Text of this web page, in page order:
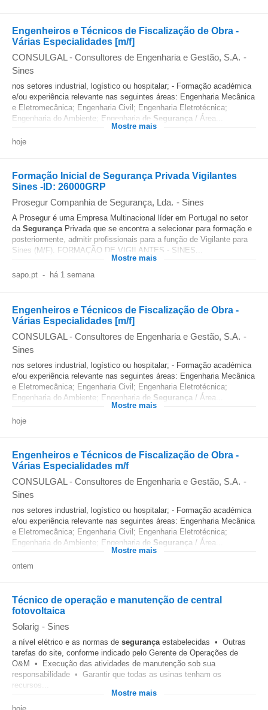
Engenheiros e Técnicos de Fiscalização de Obra -
Várias Especialidades [m/f]
CONSULGAL - Consultores de Engenharia e Gestão, S.A. -
Sines
nos setores industrial, logístico ou hospitalar; - Formação académica
e/ou experiência relevante nas seguintes áreas: Engenharia Mecânica
e Eletromecânica; Engenharia Civil; Engenharia Eletrotécnica;
Engenharia do Ambiente; Engenharia de Segurança / Área...
Mostre mais
hoje
Formação Inicial de Segurança Privada Vigilantes
Sines -ID: 26000GRP
Prosegur Companhia de Segurança, Lda. - Sines
A Prosegur é uma Empresa Multinacional líder em Portugal no setor
da SegurançaPrivada que se encontra a selecionar para formação e
posteriormente, admitir profissionais para a função de Vigilante para
Sines (M/F). FORMAÇÃO DE VIGILANTES - SINES...
Mostre mais
sapo.pt - há 1 semana
Engenheiros e Técnicos de Fiscalização de Obra -
Várias Especialidades [m/f]
CONSULGAL - Consultores de Engenharia e Gestão, S.A. -
Sines
nos setores industrial, logístico ou hospitalar; - Formação académica
e/ou experiência relevante nas seguintes áreas: Engenharia Mecânica
e Eletromecânica; Engenharia Civil; Engenharia Eletrotécnica;
Engenharia do Ambiente; Engenharia de Segurança / Área...
Mostre mais
hoje
Engenheiros e Técnicos de Fiscalização de Obra -
Várias Especialidades m/f
CONSULGAL - Consultores de Engenharia e Gestão, S.A. -
Sines
nos setores industrial, logístico ou hospitalar; - Formação académica
e/ou experiência relevante nas seguintes áreas: Engenharia Mecânica
e Eletromecânica; Engenharia Civil; Engenharia Eletrotécnica;
Engenharia do Ambiente; Engenharia de Segurança / Área...
Mostre mais
ontem
Técnico de operação e manutenção de central
fotovoltaica
Solarig - Sines
a nível elétrico e as normas de segurançaestabelecidas • Outras
tarefas do site, conforme indicado pelo Gerente de Operações de
O&M • Execução das atividades de manutenção sob sua
responsabilidade • Garantir que todas as usinas tenham os
recursos...
Mostre mais